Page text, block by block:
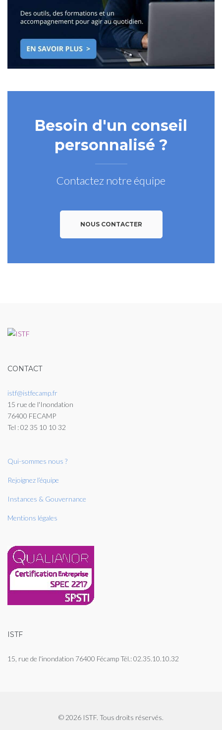
Besoin d'un conseil
personnalisé ?
Contactez notre équipe
NOUS CONTACTER
CONTACT
istf@istfecamp.fr
15 rue de l'Inondation
76400 FECAMP
Tel : 02 35 10 10 32
Qui-sommes nous ?
Rejoignez l’équipe
Instances & Gouvernance
Mentions légales
ISTF
15, rue de l'inondation 76400 Fécamp Tél.: 02.35.10.10.32
© 2026 ISTF. Tous droits réservés.